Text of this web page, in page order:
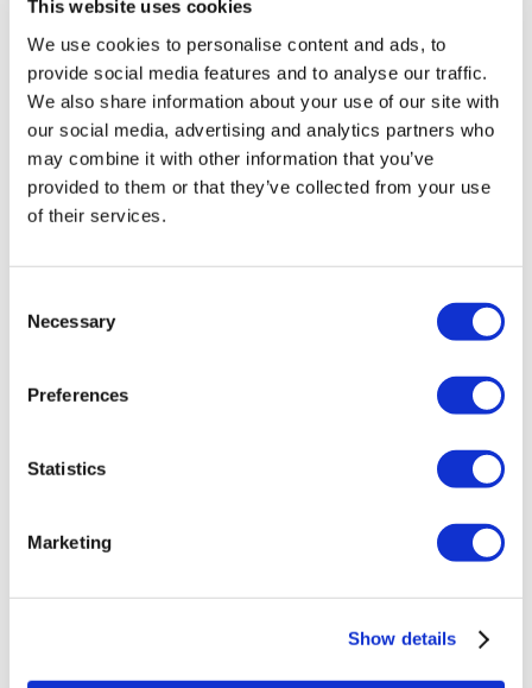
This website uses cookies
We use cookies to personalise content and ads, to
provide social media features and to analyse our traffic.
We also share information about your use of our site with
our social media, advertising and analytics partners who
may combine it with other information that you’ve
provided to them or that they’ve collected from your use
of their services.
Selection
Necessary
Preferences
Statistics
Marketing
Show details
TÜRSAB – Tranzacțiile pe flymedi.com sunt gestionate de
înregistrată la TÜRSAB (Certificat Nr.: 12276).
Toate tratamentele sunt efectuate de o instituție de sănătate
certificată în turism medical.
Despre noi
Cum funcționează
Autori & recenzenti
Planuri De Plată
Blog
Politica de anulare